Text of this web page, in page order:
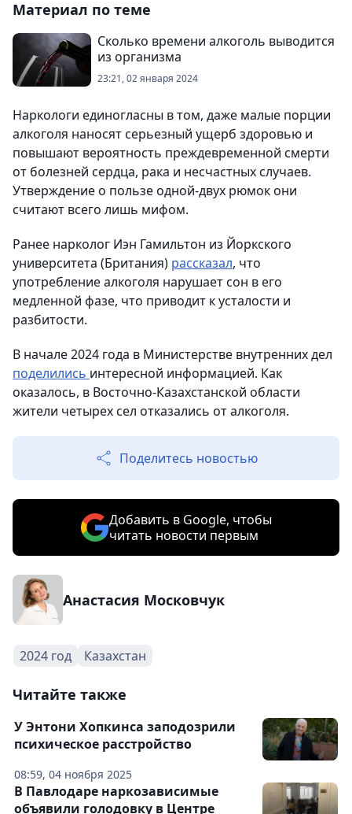
Материал по теме
Сколько времени алкоголь выводится
из организма
23:21, 02 января 2024
Наркологи единогласны в том, даже малые порции
алкоголя наносят серьезный ущерб здоровью и
повышают вероятность преждевременной смерти
от болезней сердца, рака и несчастных случаев.
Утверждение о пользе одной-двух рюмок они
считают всего лишь мифом.
Ранее нарколог Иэн Гамильтон из Йоркского
университета (Британия) рассказал, что
употребление алкоголя нарушает сон в его
медленной фазе, что приводит к усталости и
разбитости.
В начале 2024 года в Министерстве внутренних дел
поделились интересной информацией. Как
оказалось, в Восточно-Казахстанской области
жители четырех сел отказались от алкоголя.
Поделитесь новостью
Добавить в Google, чтобы
читать новости первым
Анастасия Московчук
2024 год Казахстан
Читайте также
08:59, 04 ноября 2025
У Энтони Хопкинса заподозрили
психическое расстройство
В Павлодаре наркозависимые
объявили голодовку в Центре